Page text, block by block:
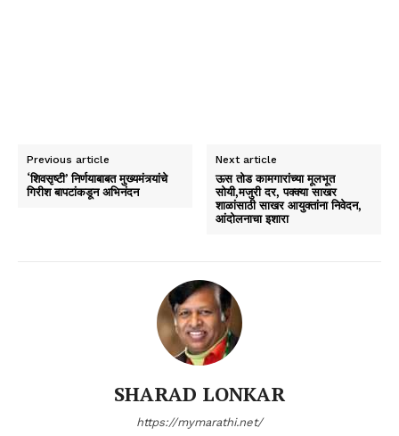
Previous article
‘शिवसृष्टी’ निर्णयाबाबत मुख्यमंत्र्यांचे
गिरीश बापटांकडून अभिनंदन
Next article
ऊस तोड कामगारांच्या मूलभूत
सोयी,मजुरी दर, पक्क्या साखर
शाळांसाठी साखर आयुक्तांना निवेदन,
आंदोलनाचा इशारा
SHARAD LONKAR
https://mymarathi.net/